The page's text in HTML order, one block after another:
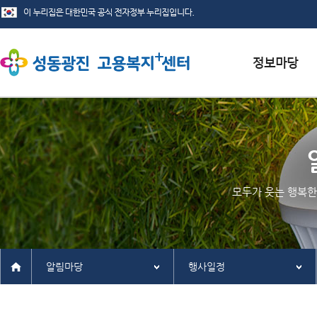
서식자료실
채용정보
인재정보
관련사이트
모두가 웃는 행복
알림마당 행사일정